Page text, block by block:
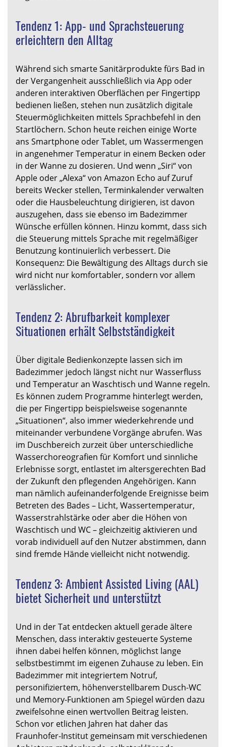
Tendenz 1: App- und Sprachsteuerung
erleichtern den Alltag
Während sich smarte Sanitärprodukte fürs Bad in
der Vergangenheit ausschließlich via App oder
anderen interaktiven Oberflächen per Fingertipp
bedienen ließen, stehen nun zusätzlich digitale
Steuermöglichkeiten mittels Sprachbefehl in den
Startlöchern. Schon heute reichen einige Worte
ans Smartphone oder Tablet, um Wassermengen
in angenehmer Temperatur in einem Becken oder
in der Wanne zu dosieren. Und wenn „Siri“ von
Apple oder „Alexa“ von Amazon Echo auf Zuruf
bereits Wecker stellen, Terminkalender verwalten
oder die Hausbeleuchtung dirigieren, ist davon
auszugehen, dass sie ebenso im Badezimmer
Wünsche erfüllen können. Hinzu kommt, dass sich
die Steuerung mittels Sprache mit regelmäßiger
Benutzung kontinuierlich verbessert. Die
Konsequenz: Die Bewältigung des Alltags durch sie
wird nicht nur komfortabler, sondern vor allem
verlässlicher.
Tendenz 2: Abrufbarkeit komplexer
Situationen erhält Selbstständigkeit
Über digitale Bedienkonzepte lassen sich im
Badezimmer jedoch längst nicht nur Wasserfluss
und Temperatur an Waschtisch und Wanne regeln.
Es können zudem Programme hinterlegt werden,
die per Fingertipp beispielsweise sogenannte
„Situationen“, also immer wiederkehrende und
miteinander verbundene Vorgänge abrufen. Was
im Duschbereich zurzeit über unterschiedliche
Wasserchoreografien für Komfort und sinnliche
Erlebnisse sorgt, entlastet im altersgerechten Bad
der Zukunft den pflegenden Angehörigen. Kann
man nämlich aufeinanderfolgende Ereignisse beim
Betreten des Bades – Licht, Wassertemperatur,
Wasserstrahlstärke oder aber die Höhen von
Waschtisch und WC – gleichzeitig aktivieren und
vorab individuell auf den Nutzer abstimmen, dann
sind fremde Hände vielleicht nicht notwendig.
Tendenz 3: Ambient Assisted Living (AAL)
bietet Sicherheit und unterstützt
Und in der Tat entdecken aktuell gerade ältere
Menschen, dass interaktiv gesteuerte Systeme
ihnen dabei helfen können, möglichst lange
selbstbestimmt im eigenen Zuhause zu leben. Ein
Badezimmer mit integriertem Notruf,
personifiziertem, höhenverstellbarem Dusch-WC
und Memory-Funktionen am Spiegel würden dazu
zweifelsohne einen wertvollen Beitrag leisten.
Schon vor etlichen Jahren hat daher das
Fraunhofer-Institut gemeinsam mit verschiedenen